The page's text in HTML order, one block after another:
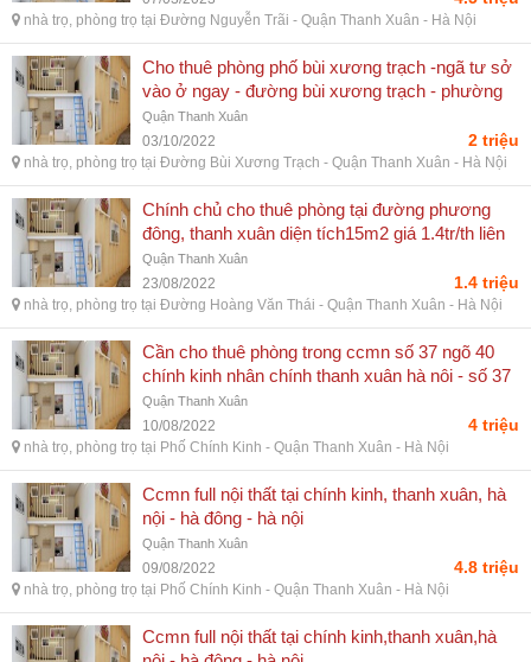
nhà trọ, phòng trọ tại Đường Nguyễn Trãi - Quận Thanh Xuân - Hà Nội
Cho thuê phòng phố bùi xương trạch -ngã tư sở
vào ở ngay - đường bùi xương trạch - phường
khương trung, quận thanh xuân, hà nội
Quận Thanh Xuân
03/10/2022 2 triệu
nhà trọ, phòng trọ tại Đường Bùi Xương Trạch - Quận Thanh Xuân - Hà Nội
Chính chủ cho thuê phòng tại đường phương
đông, thanh xuân diện tích15m2 giá 1.4tr/th liên
hệ 0384772671 - phú quốc kiên giang
Quận Thanh Xuân
23/08/2022 1.4 triệu
nhà trọ, phòng trọ tại Đường Hoàng Văn Thái - Quận Thanh Xuân - Hà Nội
Cần cho thuê phòng trong ccmn số 37 ngõ 40
chính kinh nhân chính thanh xuân hà nôi - số 37
ngõ 40 chính kinh nhân chính thanh xuân hà nôi
Quận Thanh Xuân
10/08/2022 4 triệu
nhà trọ, phòng trọ tại Phố Chính Kinh - Quận Thanh Xuân - Hà Nội
Ccmn full nội thất tại chính kinh, thanh xuân, hà
nội - hà đông - hà nội
Quận Thanh Xuân
09/08/2022 4.8 triệu
nhà trọ, phòng trọ tại Phố Chính Kinh - Quận Thanh Xuân - Hà Nội
Ccmn full nội thất tại chính kinh,thanh xuân,hà